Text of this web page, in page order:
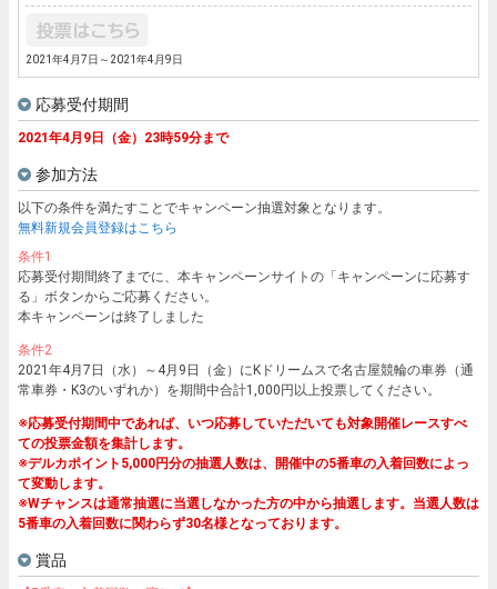
2021年4月7日～2021年4月9日
応募受付期間
2021年4月9日（金）23時59分まで
参加方法
以下の条件を満たすことでキャンペーン抽選対象となります。
無料新規会員登録はこちら
条件1
応募受付期間終了までに、本キャンペーンサイトの「キャンペーンに応募す
る」ボタンからご応募ください。
本キャンペーンは終了しました
条件2
2021年4月7日（水）～4月9日（金）にKドリームスで名古屋競輪の車券（通
常車券・K3のいずれか）を期間中合計1,000円以上投票してください。
※応募受付期間中であれば、いつ応募していただいても対象開催レースすべ
ての投票金額を集計します。
※デルカポイント5,000円分の抽選人数は、開催中の5番車の入着回数によっ
て変動します。
※Wチャンスは通常抽選に当選しなかった方の中から抽選します。当選人数は
5番車の入着回数に関わらず30名様となっております。
賞品